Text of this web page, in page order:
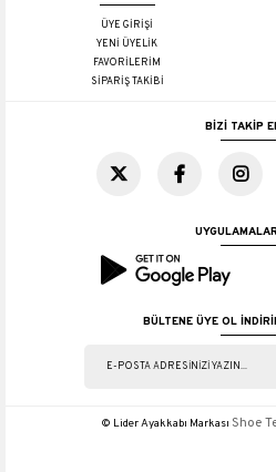
ÜYE GİRİŞİ
YENİ ÜYELİK
FAVORİLERİM
SİPARİŞ TAKİBİ
BİZİ TAKİP
BÜLTENE ÜYE OL
© Lider Ayakkabı Markası Shoe